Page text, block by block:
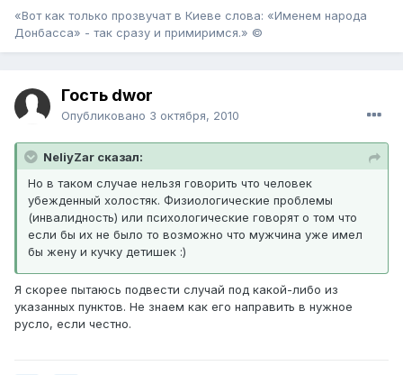
«Вот как только прозвучат в Киеве слова: «Именем народа
Донбасса» - так сразу и примиримся.» ©
Гость dwor
Опубликовано 3 октября, 2010
NeliyZar сказал:
Но в таком случае нельзя говорить что человек
убежденный холостяк. Физиологические проблемы
(инвалидность) или психологические говорят о том что
если бы их не было то возможно что мужчина уже имел
бы жену и кучку детишек :)
Я скорее пытаюсь подвести случай под какой-либо из
указанных пунктов. Не знаем как его направить в нужное
русло, если честно.